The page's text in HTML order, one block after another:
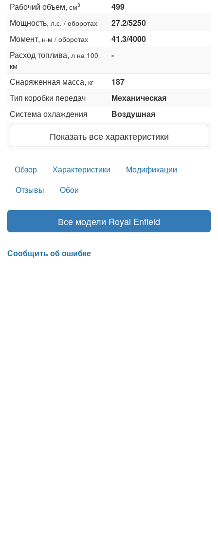
Рабочий объем, см3
499
Мощность, л.с. / оборотах
27.2/5250
Момент, н·м / оборотах
41.3/4000
Расход топлива, л на 100
км
-
Снаряженная масса, кг
187
Тип коробки передач
Механическая
Система охлаждения
Воздушная
Показать все характеристики
Обзор Характеристики
Модификации
Отзывы
Обои
Все модели Royal Enfield
Сообщить об ошибке